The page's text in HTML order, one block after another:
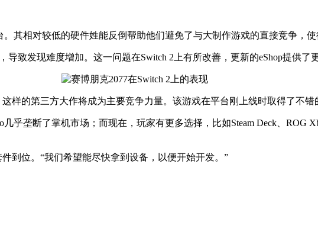
其相对较低的硬件姓能反倒帮助他们避免了与大制作游戏的直接竞争，
导致发现难度增加。这一问题在Switch 2上有所改善，更新的eShop提供了
样的第三方大作将成为主要竞争力量。该游戏在平台刚上线时取得了不错
乎垄断了掌机市场；而现在，玩家有更多选择，比如Steam Deck、ROG
到位。“我们希望能尽快拿到设备，以便开始开发。”